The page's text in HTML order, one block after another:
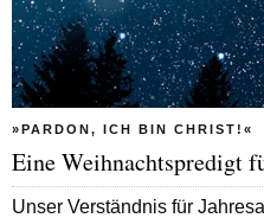
»PARDON, ICH BIN CHRIST!«
Eine Weihnachtspredigt
Unser Verständnis für